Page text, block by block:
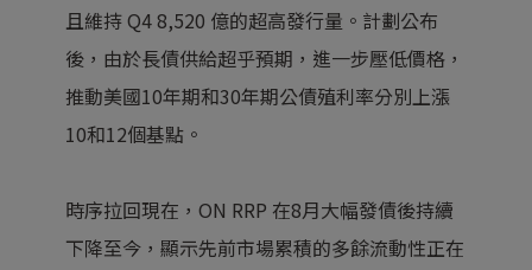
且維持 Q4 8,520 億的超高發行量。計劃公布
後，由於長債供給超乎預期，進一步壓低價格，
推動美國10年期和30年期公債殖利率分別上漲
10和12個基點。
時序拉回現在，ON RRP 在8月大幅發債後持續
下降至今，顯示先前市場累積的多餘流動性正在